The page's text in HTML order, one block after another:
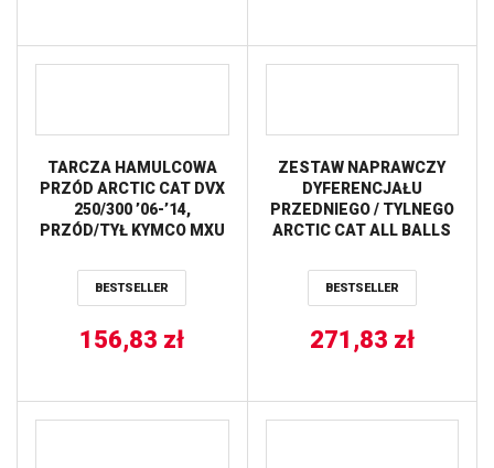
TARCZA HAMULCOWA
PRZÓD ARCTIC CAT DVX
250/300 ’06-’14,
PRZÓD/TYŁ KYMCO MXU
(3X10,5) NG
BESTSELLER
156,83 zł
ZESTAW NAPRAWCZY
DYFERENCJAŁU
PRZEDNIEGO / TYLNEGO
ARCTIC CAT ALL BALLS
BESTSELLER
271,83 zł